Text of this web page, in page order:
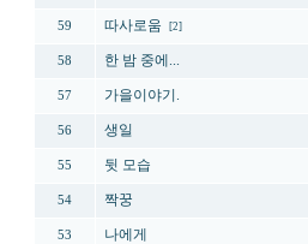
59 따사로움 [2]
58 한 밤 중에...
57 가을이야기.
56 생일
55 뒷 모습
54 짝꿍
53 나에게